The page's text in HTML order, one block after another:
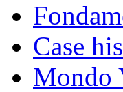
Case
Mondo